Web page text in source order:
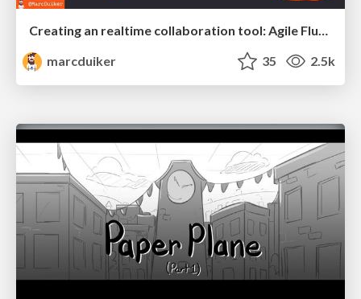
Creating an realtime collaboration tool: Agile Flush - .NET Oxford
marcduiker
35 2.5k